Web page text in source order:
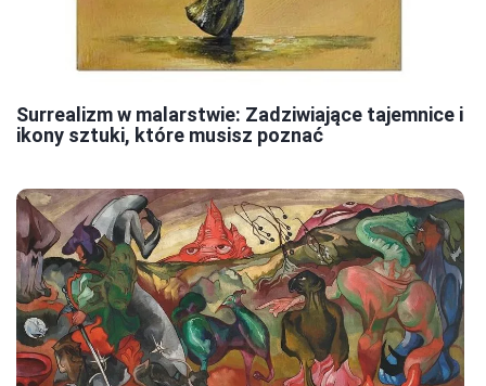
Surrealizm w malarstwie: Zadziwiające tajemnice i
ikony sztuki, które musisz poznać